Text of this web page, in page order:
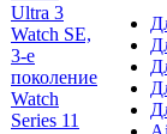
Ultra 3
Watch SE,
3-е
поколение
Watch
Series 11